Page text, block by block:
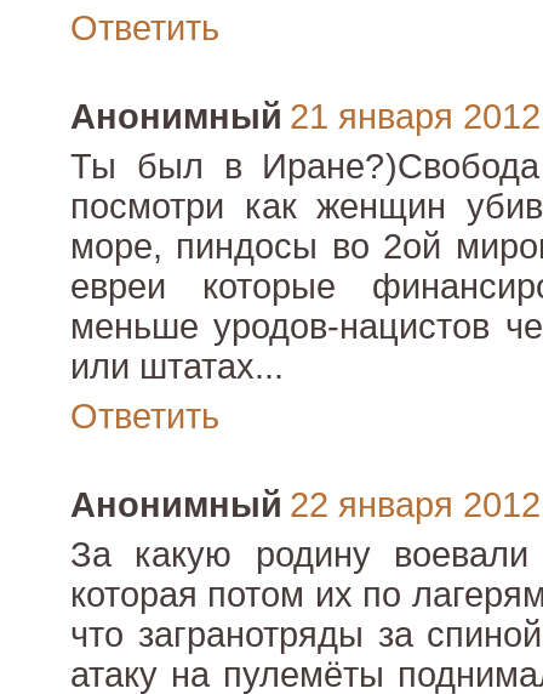
Ответить
Анонимный 21 января
Ты был в
посмотри как женщин
море, пиндосы во 2ой
евреи которые
меньше уродов-нацистов
или штатах...
Ответить
Анонимный 22 января 2012
За какую родину
которая потом их по
что загранотряды за
атаку на пулемёты